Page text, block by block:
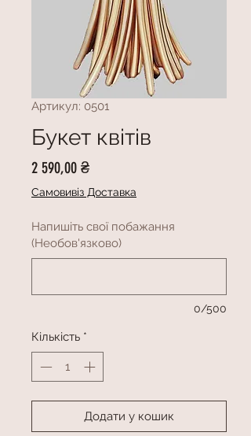
Артикул: 0501
Букет квітів
2 590,00 ₴Ціна
Самовивіз Доставка
Напишіть свої побажання
(Необов'язково)
0/500
Кількість *
Додати у кошик